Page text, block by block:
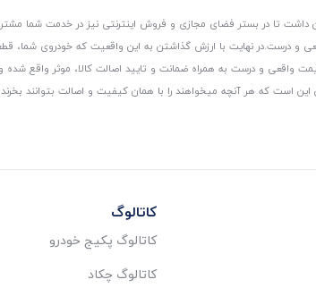
داشت تا در بستر فضای مجازی و فروش اینترنتی نیز در خدمت شما
و درست.در نهایت با ارزش گذاشتن به این واقعیت که خودروی شما،
واقعی و درست به همراه ضمانت و تایید اصالت کالا، موثر واقع
است که هر آنچه میخواهند را با همان کیفیت و اصالت بتوانند
کاتالوگ
کاتالوگ پکیج خودرو
کاتالوگ چکاد